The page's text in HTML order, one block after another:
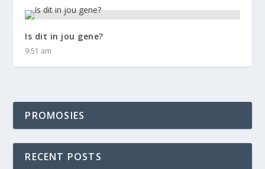
Is dit in jou gene?
9:51 am
PROMOSIES
RECENT POSTS